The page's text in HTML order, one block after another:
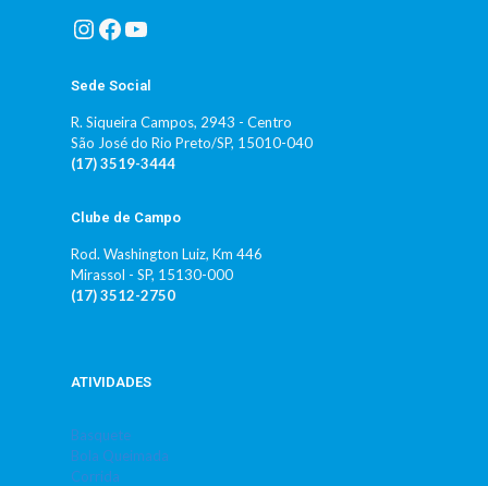
Instagram
Facebook
Youtube
Sede Social
R. Siqueira Campos, 2943 - Centro
São José do Rio Preto/SP, 15010-040
(17) 3519-3444
Clube de Campo
Rod. Washington Luiz, Km 446
Mirassol - SP, 15130-000
(17) 3512-2750
ATIVIDADES
Basquete
Bola Queimada
Corrida